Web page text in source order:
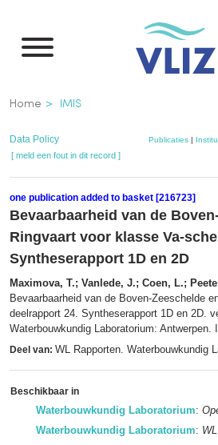
naar
inhoud
gaan
Kruimelpad
Home IMIS
Data Policy Publicaties|
[ meld een fout in dit record ]
one publication added to basket [216723]
Bevaarbaarheid van de
Ringvaart voor klasse Va-
Syntheserapport 1D en 2D
Maximova, T.; Vanlede, J.; Coen, L.;
Bevaarbaarheid van de Boven-Zeeschelde
deelrapport 24. Syntheserapport 1D en 2D.
Waterbouwkundig Laboratorium:
Deel van: WL Rapporten. Waterbouwkundig
Beschikbaar in
Waterbouwkundig Laboratorium:
Waterbouwkundig Laboratorium: